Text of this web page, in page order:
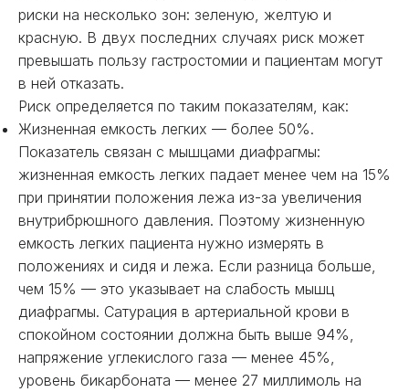
риски на несколько зон: зеленую, желтую и
красную. В двух последних случаях риск может
превышать пользу гастростомии и пациентам могут
в ней отказать.
Риск определяется по таким показателям, как:
Жизненная емкость легких — более 50%.
Показатель связан с мышцами диафрагмы:
жизненная емкость легких падает менее чем на 15%
при принятии положения лежа из-за увеличения
внутрибрюшного давления. Поэтому жизненную
емкость легких пациента нужно измерять в
положениях и сидя и лежа. Если разница больше,
чем 15% — это указывает на слабость мышц
диафрагмы. Сатурация в артериальной крови в
спокойном состоянии должна быть выше 94%,
напряжение углекислого газа — менее 45%,
уровень бикарбоната — менее 27 миллимоль на